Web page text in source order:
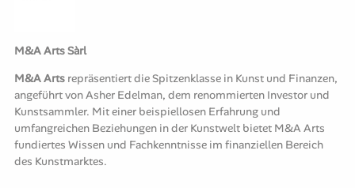
M&A Arts Sàrl
M&A Artsrepräsentiert die Spitzenklasse in Kunst und Finanzen,
angeführt von Asher Edelman, dem renommierten Investor und
Kunstsammler. Mit einer beispiellosen Erfahrung und
umfangreichen Beziehungen in der Kunstwelt bietet M&A Arts
fundiertes Wissen und Fachkenntnisse im finanziellen Bereich
des Kunstmarktes.